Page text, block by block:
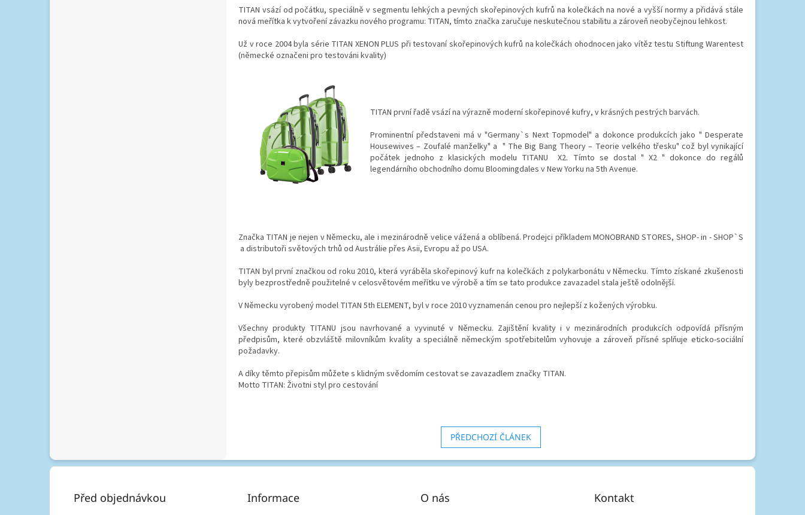
TITAN vsází od počátku, speciálně v segmentu lehkých a pevných skořepinových kufrů na kolečkách na nové a vyšší normy a přidává stále
nová meřítka k vytvoření závazku nového programu: TITAN, tímto značka zaručuje neskutečnou stabilitu a zároveň neobyčejnou lehkost.
Už v roce 2004 byla série TITAN XENON PLUS při testovaní skořepinových kufrů na kolečkách ohodnocen jako vítěz testu Stiftung Warentest
(německé označeni pro testováni kvality)
TITAN první řadě vsází na výrazně moderní skořepinové kufry, v krásných pestrých barvách.
Prominentní představeni má v "Germany`s Next Topmodel" a dokonce produkcích jako " Desperate
Housewives – Zoufalé manželky" a " The Big Bang Theory – Teorie velkého třesku" což byl vynikající
počátek jednoho z klasických modelu TITANU X2. Tímto se dostal " X2 " dokonce do regálů
legendárního obchodního domu Bloomingdales v New Yorku na 5th Avenue.
Značka TITAN je nejen v Německu, ale i mezinárodně velice vážená a oblíbená. Prodejci příkladem MONOBRAND STORES, SHOP- in - SHOP`S
a distributoři světových trhů od Austrálie přes Asii, Evropu až po USA.
TITAN byl první značkou od roku 2010, která vyráběla skořepinový kufr na kolečkách z polykarbonátu v Německu. Tímto získané zkušenosti
byly bezprostředně použitelné v celosvětovém meřítku ve výrobě a tím se tato produkce zavazadel stala ještě odolnější.
V Německu vyrobený model TITAN 5th ELEMENT, byl v roce 2010 vyznamenán cenou pro nejlepší z kožených výrobku.
Všechny produkty TITANU jsou navrhované a vyvinuté v Německu. Zajištění kvality i v mezinárodních produkcích odpovídá přísným
předpisům, které obzvláště milovníkům kvality a speciálně německým spotřebitelům vyhovuje a zároveň přísné splňuje eticko-sociální
požadavky.
A díky těmto přepisům můžete s klidným svědomím cestovat se zavazadlem značky TITAN.
Motto TITAN: Životni styl pro cestování
PŘEDCHOZÍ ČLÁNEK
Před objednávkou Informace O nás Kontakt